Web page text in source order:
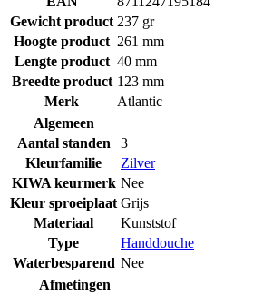
Gewicht product 237 gr
Hoogte product 261 mm
Lengte product 40 mm
Breedte product 123 mm
Merk
Atlantic
Algemeen
Aantal standen
3
Kleurfamilie
Zilver
KIWA keurmerk Nee
Kleur sproeiplaat Grijs
Materiaal
Kunststof
Type
Handdouche
Waterbesparend Nee
Afmetingen